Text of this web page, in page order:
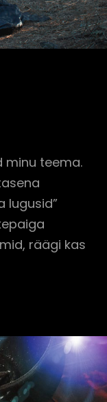
minu teema.
lugusid”
räägi kas